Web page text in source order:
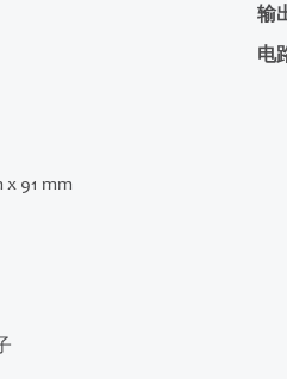
输
电
x 91 mm